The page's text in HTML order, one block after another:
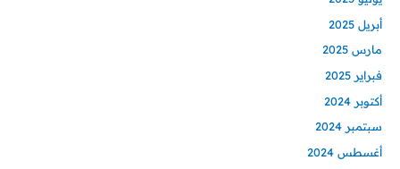
أبريل 2025
مارس 2025
فبراير 2025
أكتوبر 2024
سبتمبر 2024
أغسطس 2024